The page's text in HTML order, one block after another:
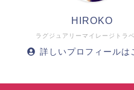
ラグジュアリーマイレージトラ
HIROKO
詳しいプロフィールは